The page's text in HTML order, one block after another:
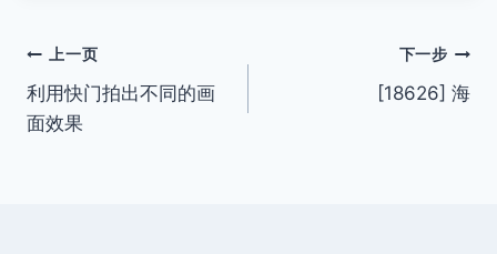
文
章
上一页
利用快门拍出不同的画
面效果
下一步
[18626] 海